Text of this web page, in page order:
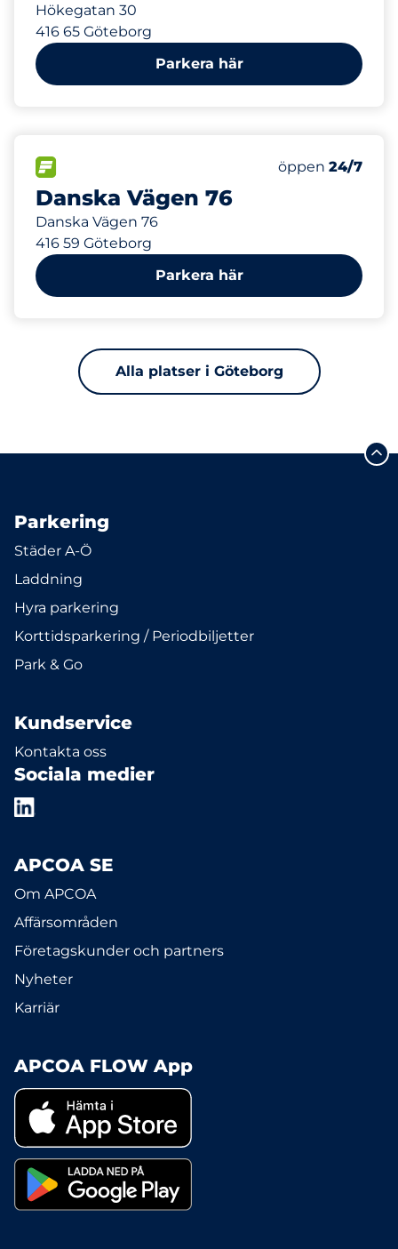
Hökegatan 30
416 65 Göteborg
Parkera här
Danska Vägen 76
Danska Vägen 76
416 59 Göteborg
Antal
Totalt antal
Lördag
öppen 24/7
302 m
Parkera här
Alla platser i Göteborg
Parkering
Städer A-Ö
Laddning
Hyra parkering
Korttidsparkering / Periodbiljetter
Park & Go
Kundservice
Kontakta oss
Sociala medier
APCOA SE
Om APCOA
Affärsområden
Företagskunder och partners
Nyheter
Karriär
APCOA FLOW App